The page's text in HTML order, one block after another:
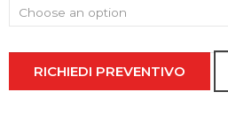
RICHIEDI PREVENTIVO